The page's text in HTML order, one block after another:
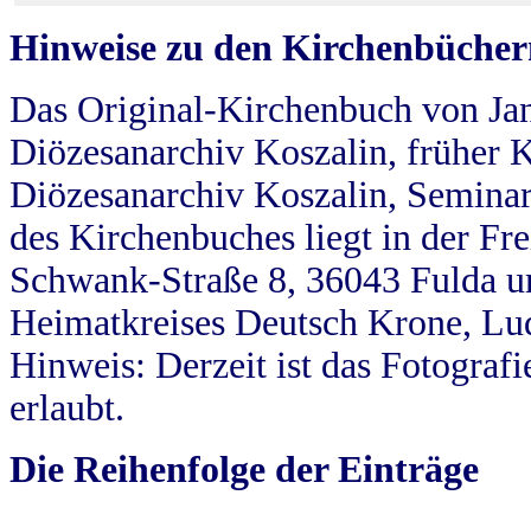
Hinweise zu den
Das Original-Kirchenbuch von
Diözesanarchiv Koszalin, früher
Diözesanarchiv Koszalin,
des Kirchenbuches liegt in der
Schwank-Straße 8, 36043 Fulda
Heimatkreises Deutsch Krone,
Hinweis: Derzeit ist das
erlaubt.
Die Reihenfolge der Einträge